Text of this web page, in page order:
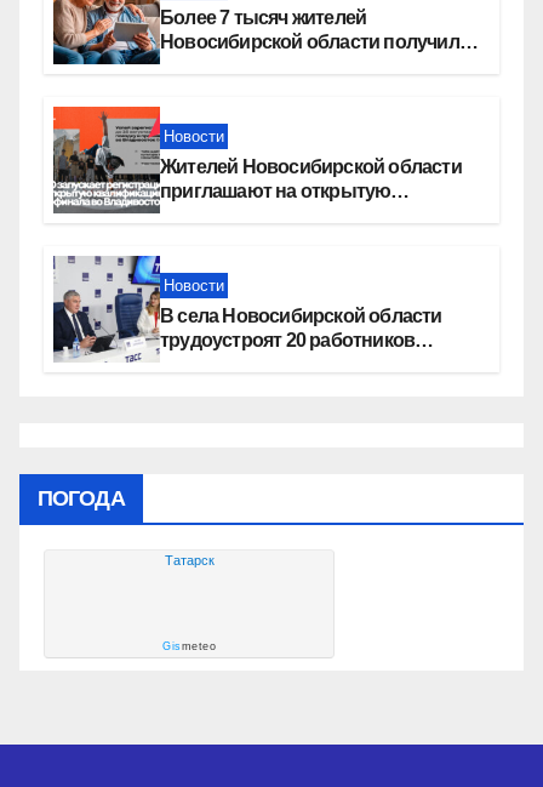
Более 7 тысяч жителей
Новосибирской области получили
Новости
Жителей Новосибирской области
приглашают на открытую
Новости
В села Новосибирской области
трудоустроят 20 работников
ПОГОДА
Татарск
Gismeteo